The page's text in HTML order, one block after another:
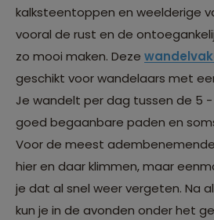
kalksteentoppen en weelderige
vooral de rust en de
zo mooi maken. Deze
geschikt voor wandelaars met
Je wandelt per dag tussen de 5 -
goed begaanbare paden en
Voor de meest
hier en daar klimmen, maar
je dat al snel weer vergeten. Na
kun je in de avonden onder het